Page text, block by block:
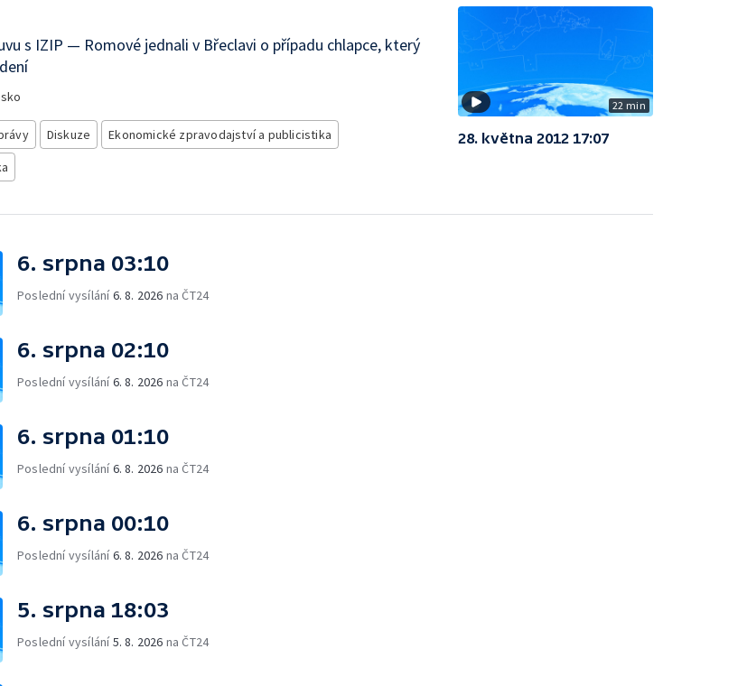
s IZIP — Romové jednali v Břeclavi o případu chlapce, který
Diskuze
Ekonomické zpravodajství a publicistika
22 min
28. května 2012 17:07
6. srpna 03:10
Poslední vysílání6. 8. 2026 na ČT24
6. srpna 02:10
Poslední vysílání6. 8. 2026 na ČT24
6. srpna 01:10
Poslední vysílání6. 8. 2026 na ČT24
6. srpna 00:10
Poslední vysílání6. 8. 2026 na ČT24
5. srpna 18:03
Poslední vysílání5. 8. 2026 na ČT24